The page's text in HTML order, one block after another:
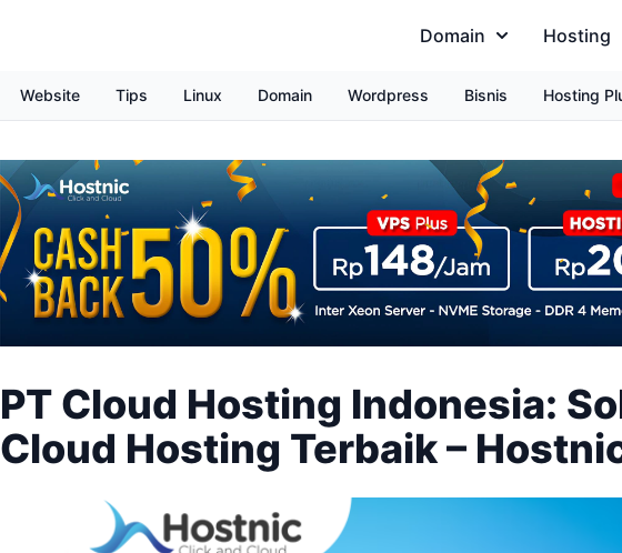
Domain Hosting
Website Tips Linux Domain Wordpress Bisnis Hosting
PT Cloud Hosting Indonesia:
Cloud Hosting Terbaik –